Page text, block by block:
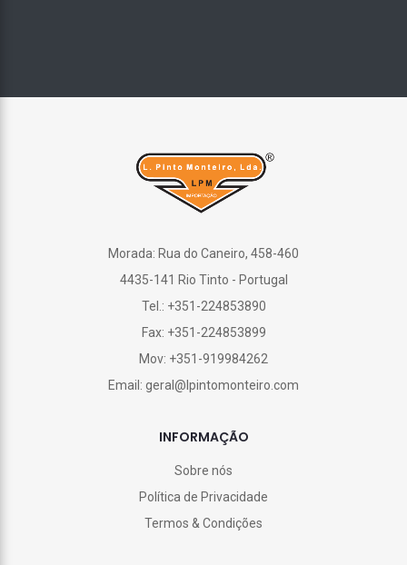
Morada: Rua do Caneiro, 458-460
4435-141 Rio Tinto - Portugal
Tel.: +351-224853890
Fax: +351-224853899
Mov: +351-919984262
Email: geral@lpintomonteiro.com
INFORMAÇÃO
Sobre nós
Política de Privacidade
Termos & Condições